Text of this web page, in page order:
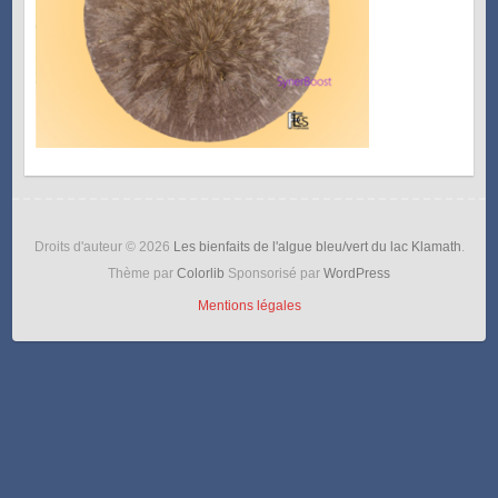
Droits d'auteur © 2026 Les bienfaits de l'algue bleu/vert du lac Klamath.
Thème par Colorlib Sponsorisé par WordPress
Mentions légales